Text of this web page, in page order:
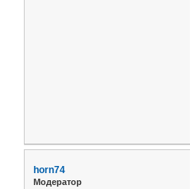
horn74
Модератор